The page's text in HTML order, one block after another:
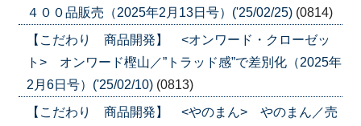
４００品販売（2025年2月13日号）('25/02/25) (0814)
【こだわり 商品開発】 <オンワード・クローゼッ
ト> オンワード樫山／”トラッド感”で差別化（2025年
2月6日号）('25/02/10) (0813)
【こだわり 商品開発】 <やのまん> やのまん／売